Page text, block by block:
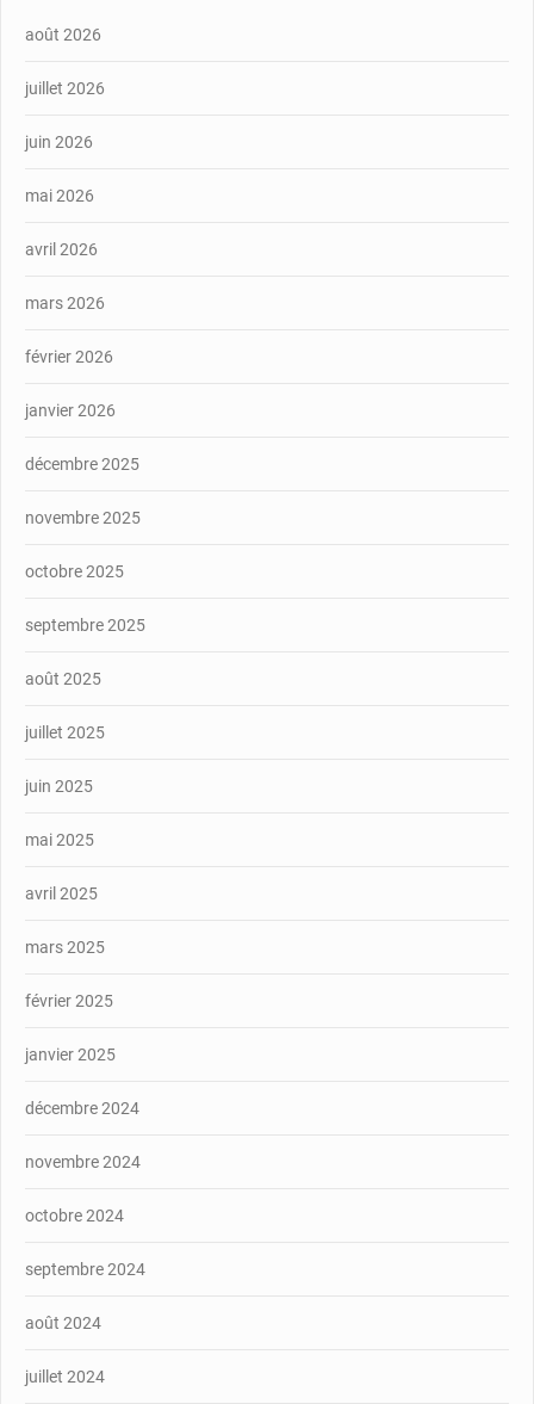
août 2026
juillet 2026
juin 2026
mai 2026
avril 2026
mars 2026
février 2026
janvier 2026
décembre 2025
novembre 2025
octobre 2025
septembre 2025
août 2025
juillet 2025
juin 2025
mai 2025
avril 2025
mars 2025
février 2025
janvier 2025
décembre 2024
novembre 2024
octobre 2024
septembre 2024
août 2024
juillet 2024